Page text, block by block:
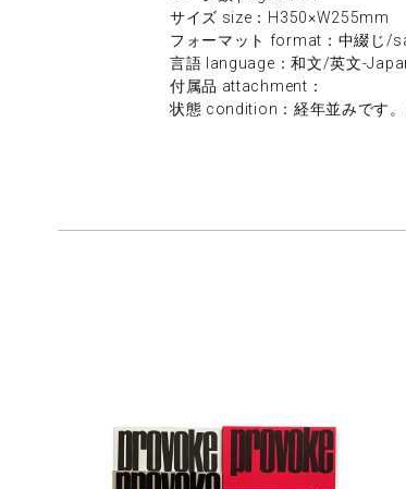
サイズ size：H350×W255mm
フォーマット format：中綴じ/
言語 language：和文/英文-
付属品 attachment：
状態 condition：経年並みです